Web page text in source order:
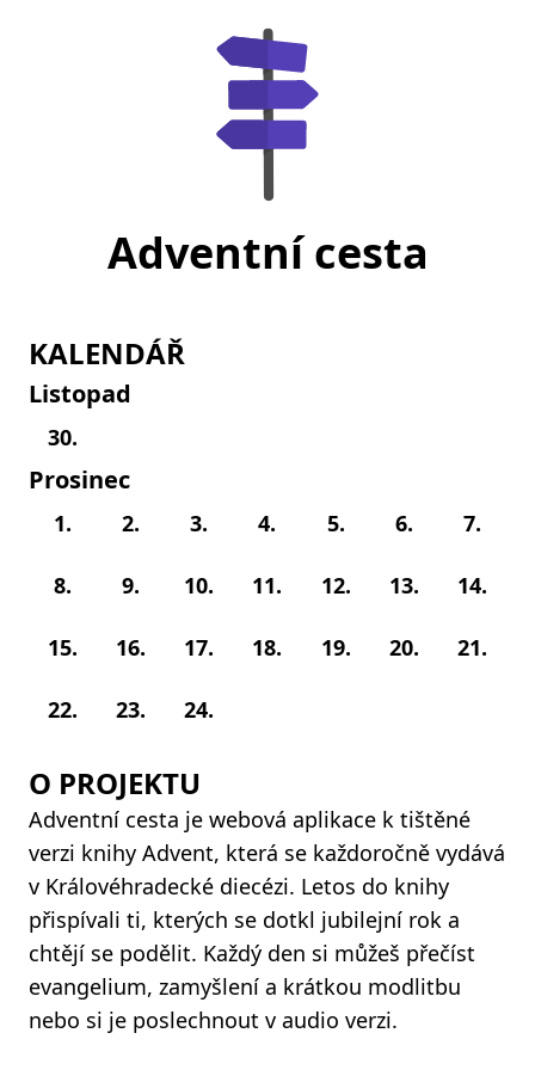
Adventní cesta
KALENDÁŘ
Listopad
30.
Prosinec
1. 2. 3. 4. 5. 6. 7.
8. 9. 10. 11. 12. 13. 14.
15. 16. 17. 18. 19. 20. 21.
22. 23. 24.
O PROJEKTU
Adventní cesta je webová aplikace k tištěné
verzi knihy Advent, která se každoročně vydává
v Královéhradecké diecézi. Letos do knihy
přispívali ti, kterých se dotkl jubilejní rok a
chtějí se podělit. Každý den si můžeš přečíst
evangelium, zamyšlení a krátkou modlitbu
nebo si je poslechnout v audio verzi.